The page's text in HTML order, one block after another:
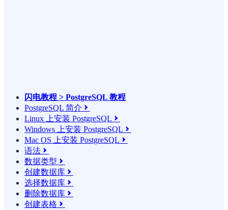
闪电教程 > PostgreSQL 教程
PostgreSQL 简介 
Linux 上安装 PostgreSQL 
Windows 上安装 PostgreSQL 
Mac OS 上安装 PostgreSQL 
语法 
数据类型 
创建数据库 
选择数据库 
删除数据库 
创建表格 